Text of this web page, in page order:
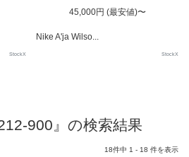
StockX
45,000円 (最安値)〜
Nike A'ja Wilso...
StockX
900』の検索結果
18件中 1 - 18 件を表示